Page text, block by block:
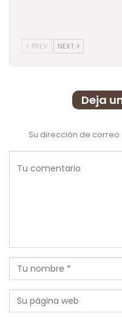
PREV NEXT
Deja
Su dirección de